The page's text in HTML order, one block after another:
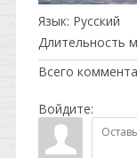
Язык: Русский
Длительность
Всего
Войдите: